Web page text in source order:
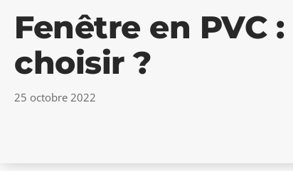
Fenêtre en PVC
choisir ?
25 octobre 2022